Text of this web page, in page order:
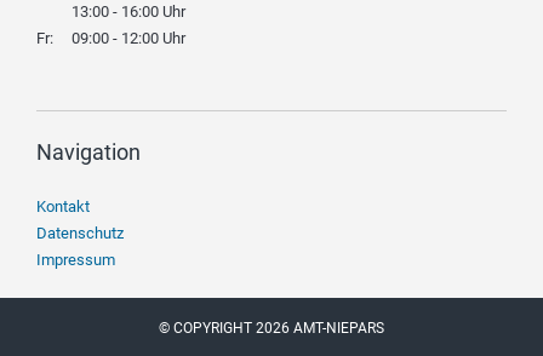
13:00 - 16:00 Uhr
Fr:
09:00 - 12:00 Uhr
Navigation
Navigation
überspringen
Kontakt
Datenschutz
Impressum
© COPYRIGHT 2026 AMT-NIEPARS